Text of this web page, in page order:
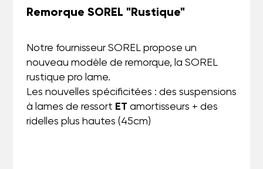
Remorque SOREL "Rustique"
Notre fournisseur SOREL propose un
nouveau modèle de remorque, la SOREL
rustique pro lame.
Les nouvelles spécificitées : des suspensions
à lames de ressort ET amortisseurs + des
ridelles plus hautes (45cm)